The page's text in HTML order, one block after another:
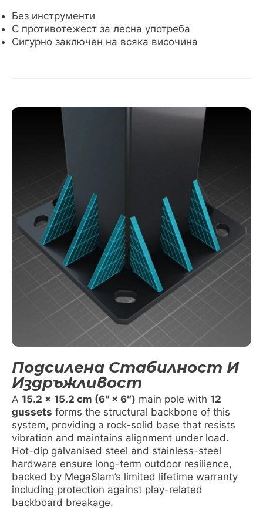
Без инструменти
С противотежест за лесна употреба
Сигурно заключен на всяка височина
Подсилена Стабилност И
Издръжливост
A 15.2 x 15.2 cm (6″ × 6″) main pole with 12
gussets forms the structural backbone of this
system, providing a rock-solid base that resists
vibration and maintains alignment under load.
Hot-dip galvanised steel and stainless-steel
hardware ensure long-term outdoor resilience,
backed by MegaSlam’s limited lifetime warranty
including protection against play-related
backboard breakage.